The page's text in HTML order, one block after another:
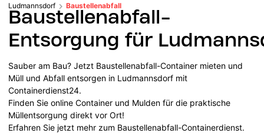
Ludmannsdorf
Baustellenabfall
Baustellenabfall-
Entsorgung für
Sauber am Bau? Jetzt Baustellenabfall-Container mieten und
Müll und Abfall entsorgen in Ludmannsdorf mit
Containerdienst24.
Finden Sie online Container und Mulden für die praktische
Müllentsorgung direkt vor Ort!
Erfahren Sie jetzt mehr zum Baustellenabfall-Containerdienst.